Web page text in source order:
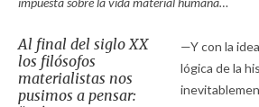
Al final del siglo XX
los filósofos
materialistas nos
pusimos a pensar:
—Y con la
lógica de la